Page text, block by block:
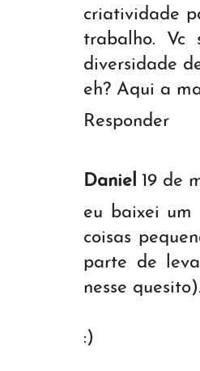
criatividade
trabalho. Vc
diversidade
eh? Aqui a
Responder
Daniel 19 de
eu baixei um
coisas
parte de
nesse quesito).
:)